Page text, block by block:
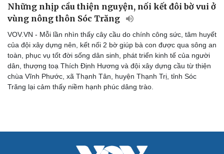
Những nhịp cầu thiện nguyện, nối kết đôi bờ vui ở
vùng nông thôn Sóc Trăng
VOV.VN - Mỗi lần nhìn thấy cây cầu do chính công sức, tâm huyết
của đội xây dựng nên, kết nối 2 bờ giúp bà con được qua sông an
toàn, phục vụ tốt đời sống dân sinh, phát triển kinh tế của người
dân, thượng toạ Thích Định Hương và đội xây dựng cầu từ thiện
chùa Vĩnh Phước, xã Thạnh Tân, huyện Thạnh Trị, tỉnh Sóc
Trăng lại cảm thấy niềm hạnh phúc dâng trào.